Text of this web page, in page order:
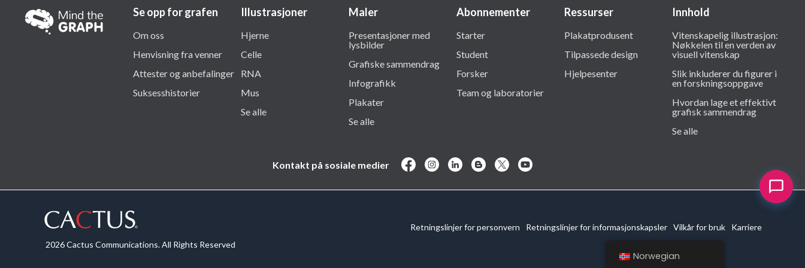
Se opp for grafen
Om oss
Henvisning fra venner
Attester og anbefalinger
Suksesshistorier
Illustrasjoner
Hjerne
Celle
RNA
Mus
Se alle
Maler
Presentasjoner med
lysbilder
Grafiske sammendrag
Infografikk
Plakater
Se alle
Abonnementer
Starter
Student
Forsker
Team og laboratorier
Ressurser
Plakatprodusent
Tilpassede design
Hjelpesenter
Innhold
Vitenskapelig illustrasjon:
Nøkkelen til en verden av
visuell vitenskap
Slik inkluderer du figurer i
en forskningsoppgave
Hvordan lage et effektivt
grafisk sammendrag
Se alle
Kontakt på sosiale medier
2026 Cactus Communications. All Rights Reserved
Retningslinjer for personvern Retningslinjer for informasjonskapsler Vilkår for bruk Karriere
Norwegian